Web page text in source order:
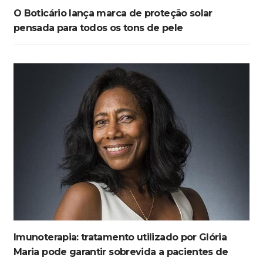
O Boticário lança marca de proteção solar
pensada para todos os tons de pele
Imunoterapia: tratamento utilizado por Glória
Maria pode garantir sobrevida a pacientes de